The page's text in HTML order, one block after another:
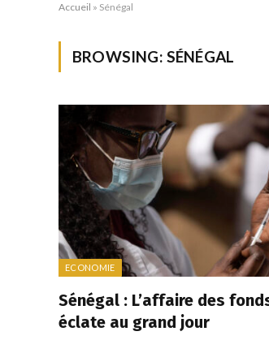
Accueil » Sénégal
BROWSING: SÉNÉGAL
ECONOMIE
Sénégal : L’affaire des
éclate au grand jour